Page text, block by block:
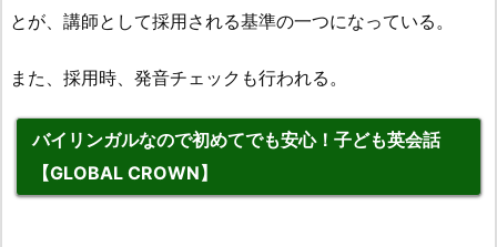
とが、講師として採用される基準の一つになっている。
また、採用時、発音チェックも行われる。
バイリンガルなので初めてでも安心！子ども英会話
【GLOBAL CROWN】